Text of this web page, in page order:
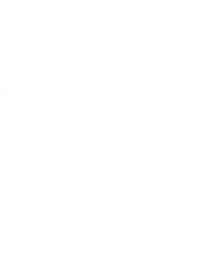
EYE-LINER STAY ALL DAY SMUDGE & SET